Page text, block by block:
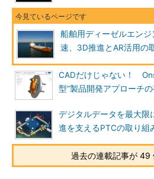
船舶用ディーゼルエン
速、3D推進とAR活用の
CADだけじゃない！
型”製品開発アプローチ
デジタルデータを最大限
進を支えるPTCの取り組
過去の連載記事が 49